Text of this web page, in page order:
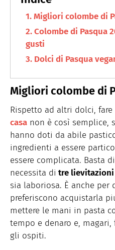
Migliori colombe di
Colombe di Pasqua
gusti
Dolci di Pasqua
Migliori colombe di
Rispetto ad altri dolci, fare
casa non è così semplice,
hanno doti da abile
ingredienti a essere
essere complicata. Basta
necessita di tre lievitazioni
sia laboriosa. È anche per
preferiscono acquistarla
mettere le mani in pasta
tempo e denaro e,
gli ospiti.